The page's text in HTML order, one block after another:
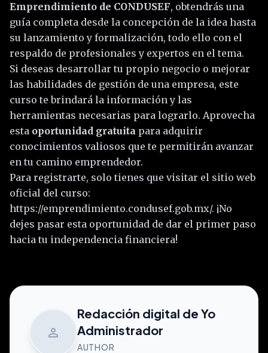
Emprendimiento de CONDUSEF, obtendrás una
guía completa desde la concepción de la idea hasta
su lanzamiento y formalización, todo ello con el
respaldo de profesionales y expertos en el tema.
Si deseas desarrollar tu propio negocio o mejorar
las habilidades de gestión de una empresa, este
curso te brindará la información y las
herramientas necesarias para lograrlo. Aprovecha
esta oportunidad gratuita para adquirir
conocimientos valiosos que te permitirán avanzar
en tu camino emprendedor.
Para registrarte, solo tienes que visitar el sitio web
oficial del curso:
https://emprendimiento.condusef.gob.mx/. ¡No
dejes pasar esta oportunidad de dar el primer paso
hacia tu independencia financiera!
person
Redacción digital de Yo
Administrador
AUTHOR